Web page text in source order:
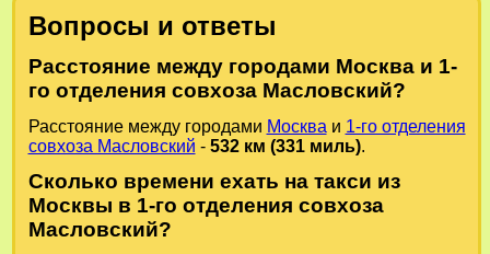
Вопросы и ответы
Расстояние между городами Москва и 1-
го отделения совхоза Масловский?
Расстояние между городами Москва и 1-го отделения
совхоза Масловский - 532 км (331 миль).
Сколько времени ехать на такси из
Москвы в 1-го отделения совхоза
Масловский?